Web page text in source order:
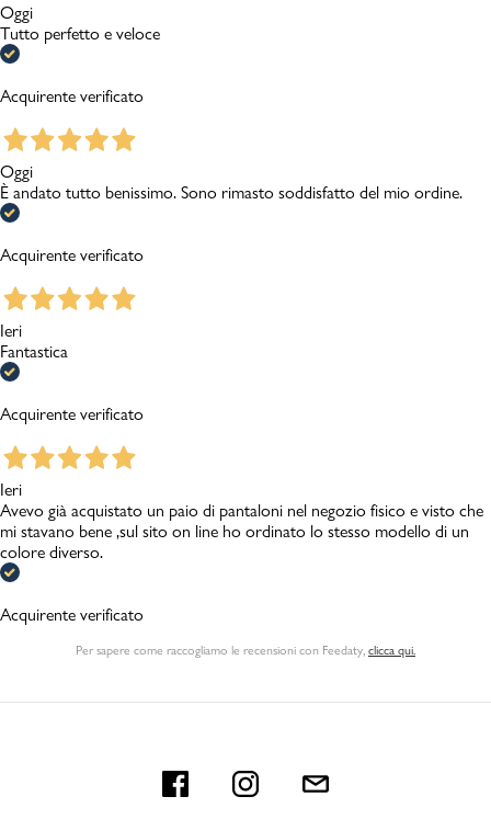
Oggi
Tutto perfetto e veloce
Acquirente verificato
Oggi
È andato tutto benissimo. Sono rimasto soddisfatto del mio ordine.
Acquirente verificato
Ieri
Fantastica
Acquirente verificato
Ieri
Avevo già acquistato un paio di pantaloni nel negozio fisico e visto che
mi stavano bene ,sul sito on line ho ordinato lo stesso modello di un
colore diverso.
Acquirente verificato
Per sapere come raccogliamo le recensioni con Feedaty, clicca qui.